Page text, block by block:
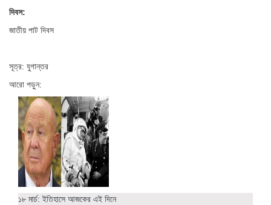
দিবস:
জাতীয় পাট দিবস
সূত্র: যুগান্তর
আরো পড়ুন:
১৮ মার্চ: ইতিহাসে আজকের এই দিনে